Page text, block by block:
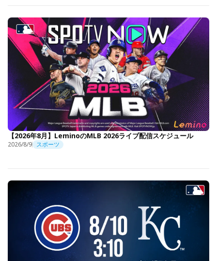
【2026年8月】LeminoのMLB 2026ライブ配信スケジュール
2026/8/9 スポーツ